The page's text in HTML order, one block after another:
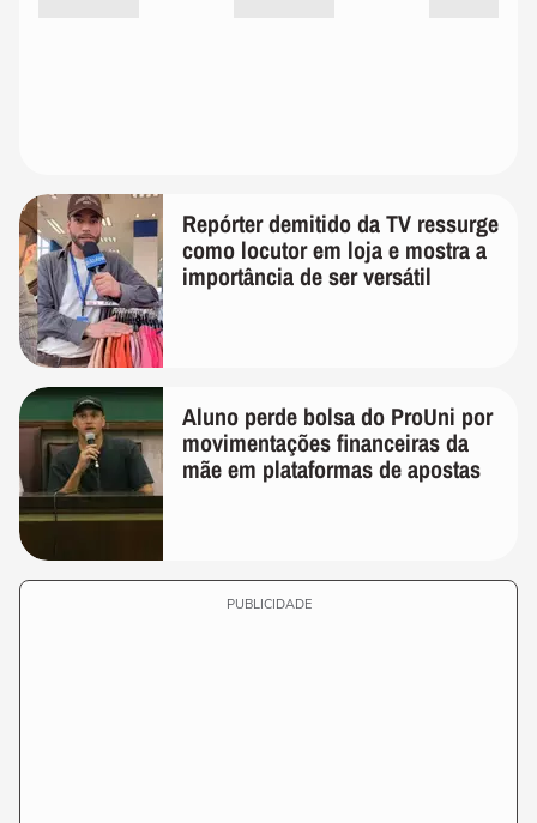
Repórter demitido da TV ressurge
como locutor em loja e mostra a
importância de ser versátil
Aluno perde bolsa do ProUni por
movimentações financeiras da
mãe em plataformas de apostas
PUBLICIDADE